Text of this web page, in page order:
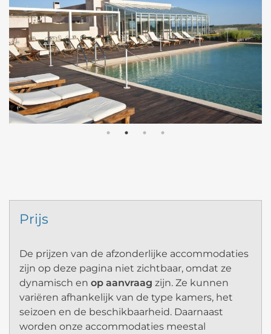
Prijs
De prijzen van de afzonderlijke accommodaties
zijn op deze pagina niet zichtbaar, omdat ze
dynamisch en op aanvraag zijn. Ze kunnen
variëren afhankelijk van de type kamers, het
seizoen en de beschikbaarheid. Daarnaast
worden onze accommodaties meestal